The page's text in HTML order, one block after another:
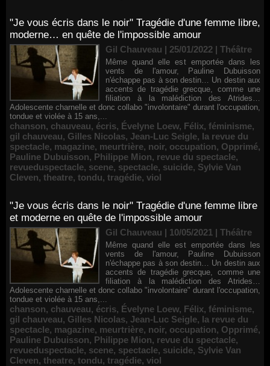
"Je vous écris dans le noir" Tragédie d'une femme libre,
moderne… en quête de l'impossible amour
Gil Chauveau | 25/01/2022 | Théâtre
Même quand elle est emportée dans les
vents de l'amour, Pauline Dubuisson
n'échappe pas à son destin… Un destin aux
accents de tragédie grecque, comme une
filiation à la malédiction des Atrides…
Adolescente charnelle et donc collabo "involontaire" durant l'occupation,
tondue et violée à 15 ans,...
chanson, chauveau, écris, Évelyne Loew, Félix, féminisme,
gil chauveau, Gilles Nicolas, Jean-Luc Seigle, la revue du
spectacle, magazine, meurtrière, noir, occupation, Opprimé,
Pauline Dubuisson, Philippe Mion, revue du spectacle,
revueduspectacle, scene, spectacle, suicide, Sylvie Van
Cleven, theatre, tondu, tragédie, viol
"Je vous écris dans le noir" Tragédie d'une femme libre
et moderne en quête de l'impossible amour
Gil Chauveau | 10/05/2021 | Théâtre
Même quand elle est emportée dans les
vents de l'amour, Pauline Dubuisson
n'échappe pas à son destin… Un destin aux
accents de tragédie grecque, comme une
filiation à la malédiction des Atrides…
Adolescente charnelle et donc collabo "involontaire" durant l'occupation,
tondue et violée à 15 ans,...
chanson, chauveau, écris, Évelyne Loew, Félix, féminisme,
gil chauveau, Gilles Nicolas, Jean-Luc Seigle, la revue du
spectacle, magazine, meurtrière, noir, occupation, Opprimé,
Pauline Dubuisson, Philippe Mion, revue du spectacle,
revueduspectacle, scene, spectacle, suicide, Sylvie Van
Cleven, theatre, tondu, tragédie, viol